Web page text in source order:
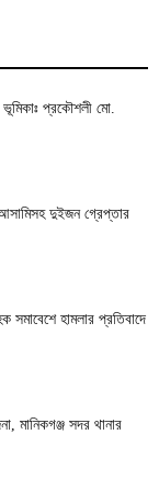
প্রকৌশলী মো.
দুইজন গ্রেপ্তার
সমাবেশে হামলার প্রতিবাদে
মানিকগঞ্জ সদর থানার